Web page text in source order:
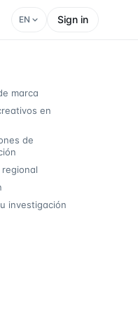
EN Sign in
marca
en
de
investigación